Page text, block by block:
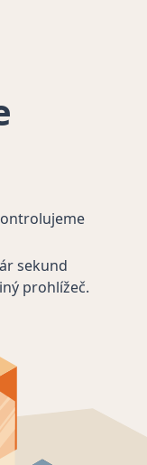
sekund
prohlížeč.